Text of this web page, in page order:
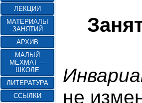
ЛЕКЦИИ
МАТЕРИАЛЫ
ЗАНЯТИЙ
АРХИВ
МАЛЫЙ
МЕХМАТ —
ШКОЛЕ
ЛИТЕРАТУРА
ССЫЛКИ
не